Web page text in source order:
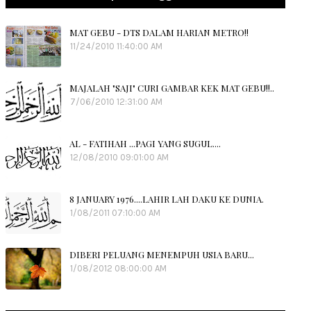
MAT GEBU - DTS DALAM HARIAN METRO!!
11/24/2010 11:40:00 AM
MAJALAH "SAJI" CURI GAMBAR KEK MAT GEBU!!..
7/06/2010 12:31:00 AM
AL - FATIHAH ...PAGI YANG SUGUL....
12/08/2010 09:01:00 AM
8 JANUARY 1976....LAHIR LAH DAKU KE DUNIA.
1/08/2011 07:10:00 AM
DIBERI PELUANG MENEMPUH USIA BARU...
1/08/2012 08:00:00 AM